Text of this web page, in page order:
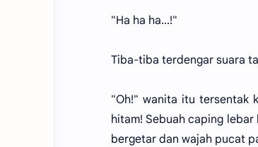
"Ha ha ha...!"
Tiba-tiba terdengar suara
"Oh!" wanita itu tersentak
hitam! Sebuah caping
bergetar dan wajah pucat